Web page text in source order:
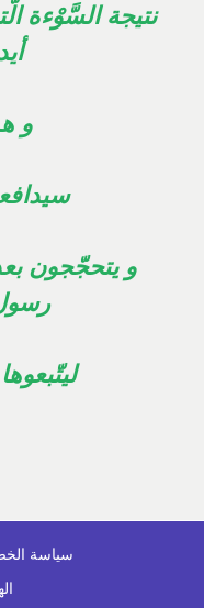
نتيجة السَّوْءة
و
و يتحجّجون
رسول
سياسة